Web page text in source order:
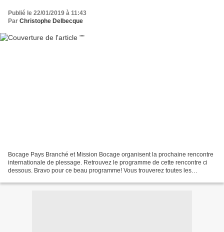
Publié le 22/01/2019 à 11:43
Par Christophe Delbecque
Bocage Pays Branché et Mission Bocage organisent la prochaine rencontre
internationale de plessage. Retrouvez le programme de cette rencontre ci
dessous. Bravo pour ce beau programme! Vous trouverez toutes les